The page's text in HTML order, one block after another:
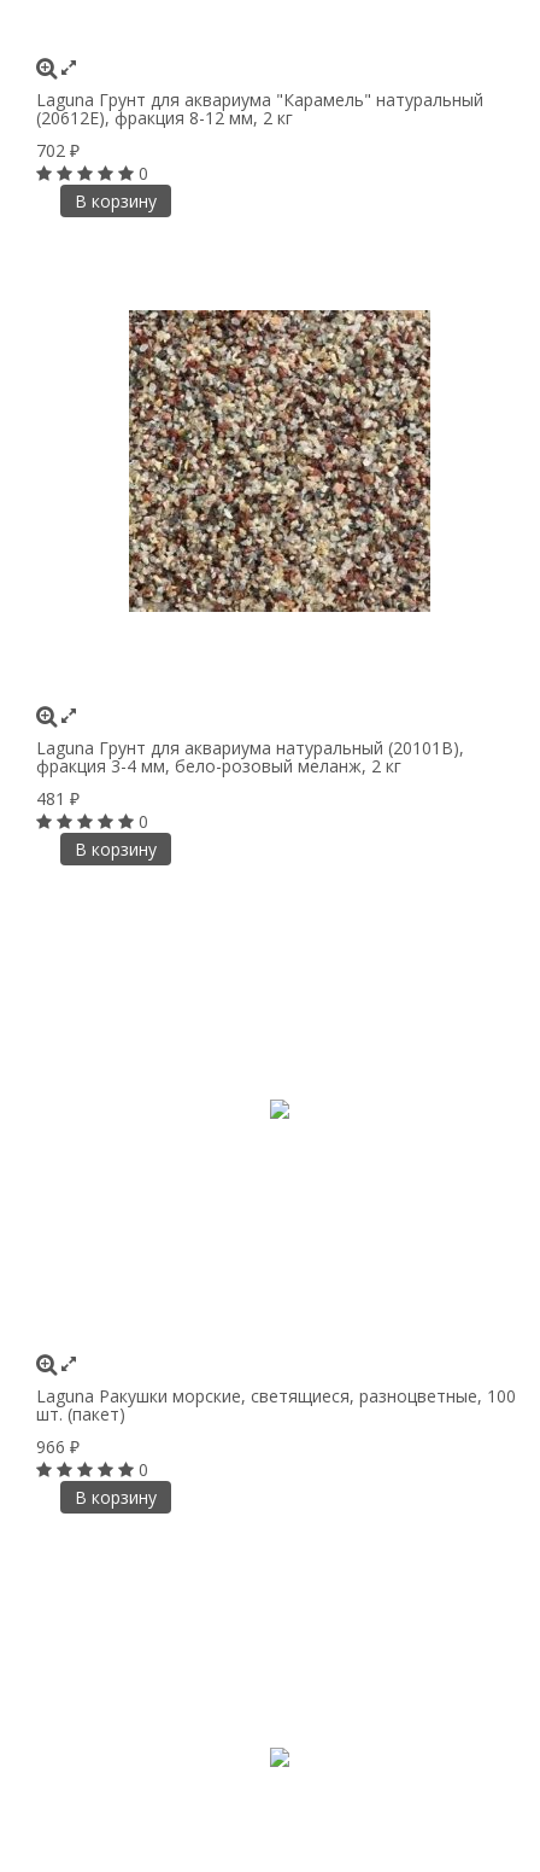
Laguna Грунт для аквариума "Карамель" натуральный
(20612E), фракция 8-12 мм, 2 кг
702 ₽
0
В корзину
Laguna Грунт для аквариума натуральный (20101В),
фракция 3-4 мм, бело-розовый меланж, 2 кг
481 ₽
0
В корзину
Laguna Ракушки морские, светящиеся, разноцветные, 100
шт. (пакет)
966 ₽
0
В корзину